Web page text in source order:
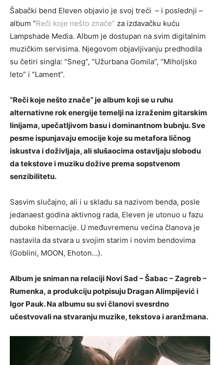
Šabački bend Eleven objavio je svoj treći – i poslednji –
album “Reči koje nešto znače” za izdavačku kuću
Lampshade Media. Album je dostupan na svim digitalnim
muzičkim servisima. Njegovom objavljivanju predhodila
su četiri singla: “Sneg”, “Užurbana Gomila”, “Miholjsko
leto” i “Lament”.
“Reči koje nešto znače” je album koji se u ruhu
alternativne rok energije temelji na izraženim gitarskim
linijama, upečatljivom basu i dominantnom bubnju. Sve
pesme ispunjavaju emocije koje su metafora ličnog
iskustva i doživljaja, ali slušaocima ostavljaju slobodu
da tekstove i muziku dožive prema sopstvenom
senzibilitetu.
Sasvim slučajno, ali i u skladu sa nazivom benda, posle
jedanaest godina aktivnog rada, Eleven je utonuo u fazu
duboke hibernacije. U međuvremenu većina članova je
nastavila da stvara u svojim starim i novim bendovima
(Goblini, MOON, Ehoton…).
Album je sniman na relaciji Novi Sad – Šabac – Zagreb –
Rumenka, a produkciju potpisuju Dragan Alimpijević i
Igor Pauk. Na albumu su svi članovi svesrdno
učestvovali na stvaranju muzike, tekstova i aranžmana.